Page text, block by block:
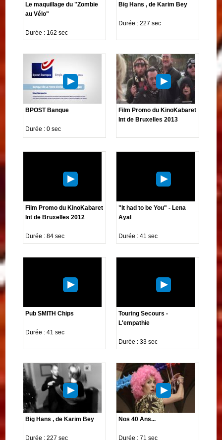
Le maquillage du "Zombie
au Vélo"
Durée : 162 sec
Big Hans , de Karim Bey
Durée : 227 sec
BPOST Banque
Durée : 0 sec
Film Promo du KinoKabaret
Int de Bruxelles 2013
Film Promo du KinoKabaret
Int de Bruxelles 2012
Durée : 84 sec
"It had to be You" - Lena
Ayal
Durée : 41 sec
Pub SMITH Chips
Durée : 41 sec
Touring Secours -
L'empathie
Durée : 33 sec
Big Hans , de Karim Bey
Durée : 227 sec
Nos 40 Ans...
Durée : 71 sec